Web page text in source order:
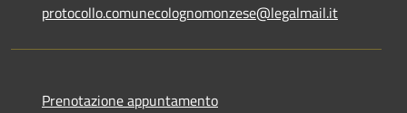
protocollo.comunecolognomonzese@legalmail.it
Prenotazione appuntamento